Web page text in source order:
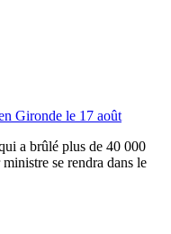
Gironde le 17 août
a brûlé plus de 40 000
se rendra dans le